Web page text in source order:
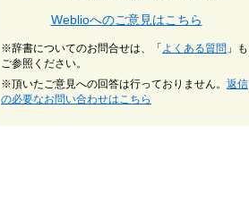
Weblioへのご意見はこちら
※辞書についてのお問合せは、「 よくある質問 」も
ご参照ください。
※頂いたご意見への回答は行っておりません。 返信
の必要なお問い合わせはこちら